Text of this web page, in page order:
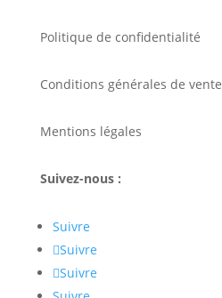
Politique de confidentialité
Conditions générales de vente
Mentions légales
Suivez-nous :
Suivre
Suivre
Suivre